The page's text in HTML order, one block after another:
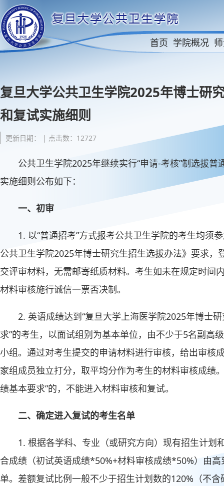
首页 学院概况
复旦大学公共卫生学院2025年博士研
和复试实施细则
更新日期： | 点击数：12727
公共卫生学院2025年继续实行“申请-考核”制选拔
实施细则公布如下：
一、初审
1. 以“普通招考”方式报考公共卫生学院的考生均须
公共卫生学院2025年博士研究生招生选拔办法》要求，
交评审材料，无需邮寄纸质材料。考生如未在规定时间
材料审核施行诚信一票否决制。
2. 英语成绩达到“复旦大学上海医学院2025年博士
求”的考生，以面试组别为基本单位，由不少于5名副高
小组。通过对考生提交的申请材料进行审核，给出审核
家组成员独立打分，取平均分作为考生的材料审核成绩
绩基本要求”的，不能进入材料审核和复试。
二、确定进入复试的考生名单
1. 根据各学科、专业（或研究方向）现有招生计划
合成绩（初试英语成绩*50%+材料审核成绩*50%）由
单。差额复试比例一般不少于招生计划数的120%（不